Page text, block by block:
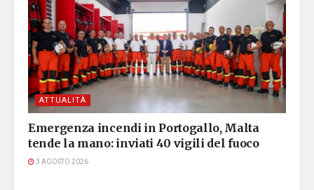
ATTUALITÀ
Emergenza incendi in Portogallo, Malta
tende la mano: inviati 40 vigili del fuoco
3 AGOSTO 2026